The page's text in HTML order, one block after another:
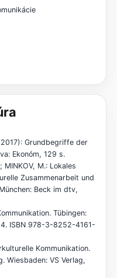
Grundbegriffe der
Ekonóm, 129 s.
MINKOV, M.: Lokales
Zusammenarbeit und
Beck im dtv,
Tübingen:
ISBN 978-3-8252-4161-
Kommunikation.
Wiesbaden: VS Verlag,